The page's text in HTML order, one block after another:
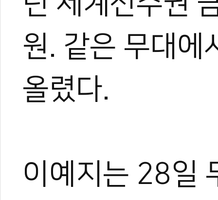
원. 같은 무대에
올렸다.
이예지는 28일